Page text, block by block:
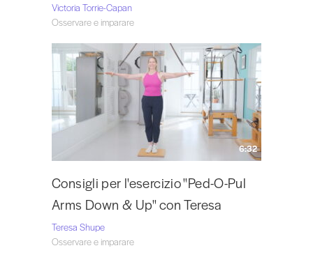
Victoria Torrie-Capan
Osservare e imparare
6:32
Consigli per l'esercizio "Ped-O-Pul
Arms Down & Up" con Teresa
Teresa Shupe
Osservare e imparare